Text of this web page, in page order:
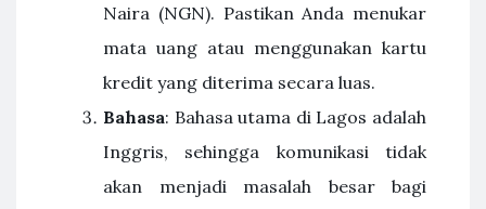
Naira (NGN). Pastikan Anda menukar
mata uang atau menggunakan kartu
kredit yang diterima secara luas.
Bahasa: Bahasa utama di Lagos adalah
Inggris, sehingga komunikasi tidak
akan menjadi masalah besar bagi